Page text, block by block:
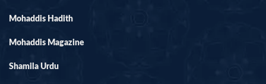
Mohaddis Hadith
Mohaddis Magazine
Shamila Urdu